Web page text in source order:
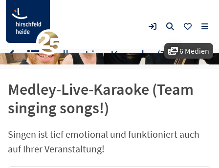
6 Medien
Medley-Live-Karaoke (Team
singing songs!)
Singen ist tief emotional und funktioniert auch
auf Ihrer Veranstaltung!
Medley-Live-Karaoke (Team singing songs!)